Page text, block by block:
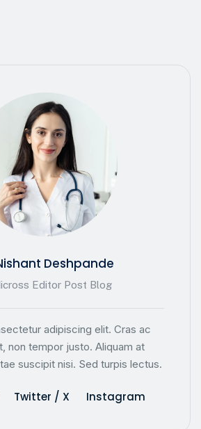
Deshpande
Editor Post Blog
adipiscing elit. Cras ac
non tempor justo. Aliquam at
suscipit nisi. Sed turpis lectus.
Twitter / X Instagram